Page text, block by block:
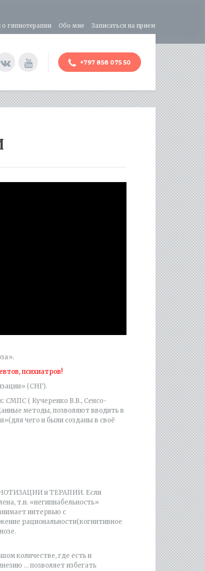
гипнотерапии Обо мне Записаться на прием
+797 858 075 50
психиатров!
(СНГ).
СМПС ( Кучеренко В.В., Сенсо-
методы, позволяют вводить в
чего и были созданы в своё
и ТЕРАПИИ. Если
т.н. «негипнабельность»
интервью с
рациональности(когнитивное
количестве, где есть и
… позволяет избегать